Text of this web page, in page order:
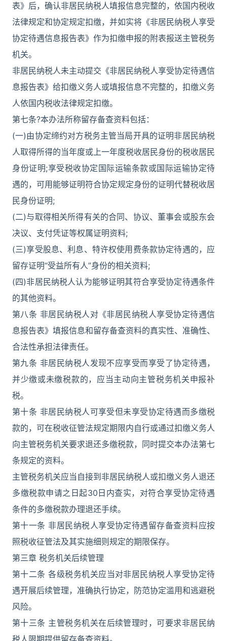
表》后，确认非居民纳税人填报信息完整的，依国内税收
法律规定和协定规定扣缴，并如实将《非居民纳税人享受
协定待遇信息报告表》作为扣缴申报的附表报送主管税务
机关。
非居民纳税人未主动提交《非居民纳税人享受协定待遇信
息报告表》给扣缴义务人或填报信息不完整的，扣缴义务
人依国内税收法律规定扣缴。
第七条?本办法所称留存备查资料包括：
(一)由协定缔约对方税务主管当局开具的证明非居民纳税
人取得所得的当年度或上一年度税收居民身份的税收居民
身份证明;享受税收协定国际运输条款或国际运输协定待
遇的，可用能够证明符合协定规定身份的证明代替税收居
民身份证明;
(二)与取得相关所得有关的合同、协议、董事会或股东会
决议、支付凭证等权属证明资料;
(三)享受股息、利息、特许权使用费条款协定待遇的，应
留存证明“受益所有人”身份的相关资料;
(四)非居民纳税人认为能够证明其符合享受协定待遇条件
的其他资料。
第八条 非居民纳税人对《非居民纳税人享受协定待遇信
息报告表》填报信息和留存备查资料的真实性、准确性、
合法性承担法律责任。
第九条 非居民纳税人发现不应享受而享受了协定待遇，
并少缴或未缴税款的，应当主动向主管税务机关申报补
税。
第十条 非居民纳税人可享受但未享受协定待遇而多缴税
款的，可在税收征管法规定期限内自行或通过扣缴义务人
向主管税务机关要求退还多缴税款，同时提交本办法第七
条规定的资料。
主管税务机关应当自接到非居民纳税人或扣缴义务人退还
多缴税款申请之日起30日内查实，对符合享受协定待遇
条件的多缴税款办理退还手续。
第十一条 非居民纳税人享受协定待遇留存备查资料应按
照税收征管法及其实施细则规定的期限保存。
第三章 税务机关后续管理
第十二条 各级税务机关应当对非居民纳税人享受协定待
遇开展后续管理，准确执行协定，防范协定滥用和逃避税
风险。
第十三条 主管税务机关在后续管理时，可要求非居民纳
税人限期提供留存备查资料。